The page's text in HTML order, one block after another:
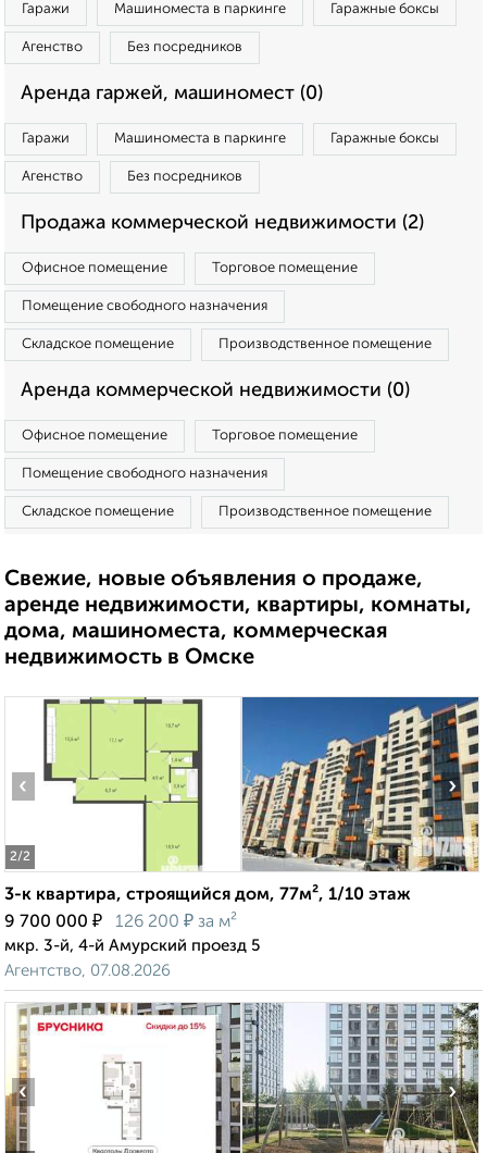
Гаражи Машиноместа в паркинге Гаражные боксы
Агенство Без посредников
Аренда гаржей, машиномест (0)
Гаражи Машиноместа в паркинге Гаражные боксы
Агенство Без посредников
Продажа коммерческой недвижимости (2)
Офисное помещение Торговое помещение
Помещение свободного назначения
Складское помещение Производственное помещение
Аренда коммерческой недвижимости (0)
Офисное помещение Торговое помещение
Помещение свободного назначения
Складское помещение Производственное помещение
Свежие, новые объявления о продаже,
аренде недвижимости, квартиры, комнаты,
дома, машиноместа, коммерческая
недвижимость в Омске
2/2
‹ ›
3-к квартира, строящийся дом, 77м², 1/10 этаж
9 700 000 ₽ 126 200 ₽ за м²
мкр. 3-й, 4-й Амурский проезд 5
Агентство, 07.08.2026
‹ ›